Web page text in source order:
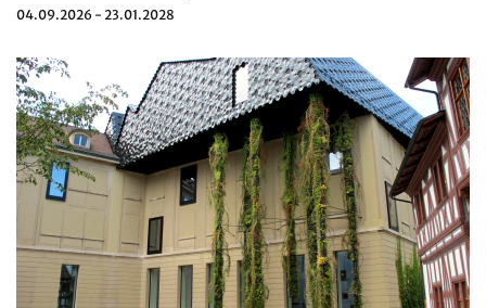
04.09.2026 - 23.01.2028